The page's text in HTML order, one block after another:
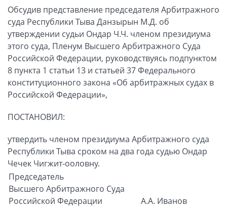
Обсудив представление председателя Арбитражного
суда Республики Тыва Данзырын М.Д. об
утверждении судьи Ондар Ч.Ч. членом президиума
этого суда, Пленум Высшего Арбитражного Суда
Российской Федерации, руководствуясь подпунктом
8 пункта 1 статьи 13 и статьей 37 Федерального
конституционного закона «Об арбитражных судах в
Российской Федерации»,
ПОСТАНОВИЛ:
утвердить членом президиума Арбитражного суда
Республики Тыва сроком на два года судью Ондар
Чечек Чигжит-ооловну.
Председатель
Высшего Арбитражного Суда
Российской Федерации
А.А. Иванов